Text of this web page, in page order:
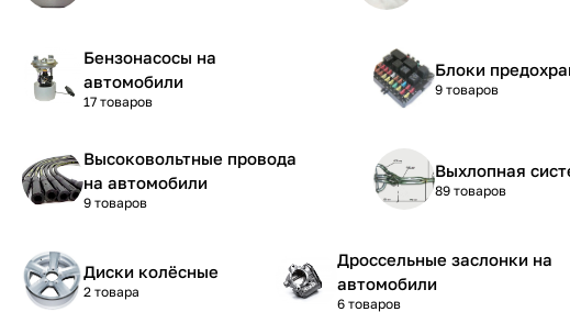
Бензонасосы на
автомобили
17 товаров
Блоки
9 товаров
Высоковольтные провода
на автомобили
9 товаров
Выхлопная
89 товаров
Диски колёсные
2 товара
Дроссельные заслонки на
автомобили
6 товаров